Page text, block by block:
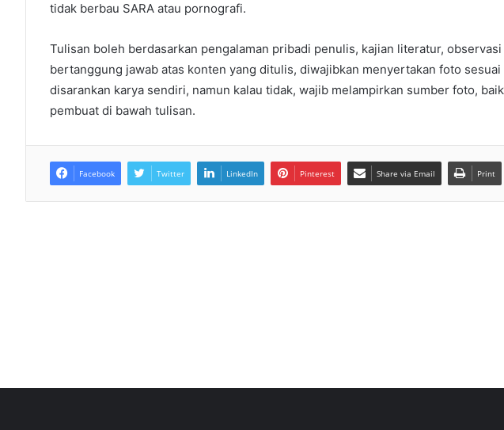
tidak berbau SARA atau pornografi.
Tulisan boleh berdasarkan pengalaman pribadi penulis, kajian literatur,
bertanggung jawab atas konten yang ditulis, diwajibkan menyertakan foto
disarankan karya sendiri, namun kalau tidak, wajib melampirkan sumber foto,
pembuat di bawah tulisan.
Facebook Twitter LinkedIn Pinterest Share via Email Print